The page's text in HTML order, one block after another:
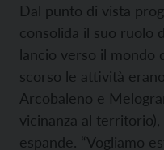
Dal punto di vista
consolida il suo ruolo
lancio verso il mondo
scorso le attività
Arcobaleno e
vicinanza al territorio),
espande. “Vogliamo